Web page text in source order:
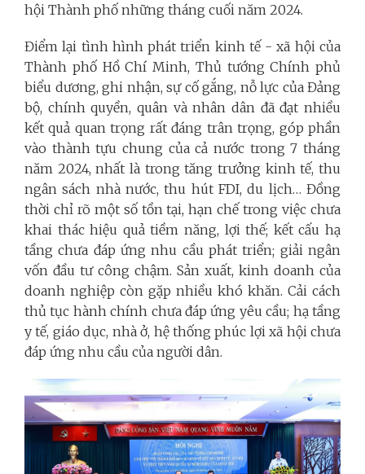
hội Thành phố những tháng cuối năm 2024.
Điểm lại tình hình phát triển kinh tế - xã hội của
Thành phố Hồ Chí Minh, Thủ tướng Chính phủ
biểu dương, ghi nhận, sự cố gắng, nỗ lực của Đảng
bộ, chính quyền, quân và nhân dân đã đạt nhiều
kết quả quan trọng rất đáng trân trọng, góp phần
vào thành tựu chung của cả nước trong 7 tháng
năm 2024, nhất là trong tăng trưởng kinh tế, thu
ngân sách nhà nước, thu hút FDI, du lịch… Đồng
thời chỉ rõ một số tồn tại, hạn chế trong việc chưa
khai thác hiệu quả tiềm năng, lợi thế; kết cấu hạ
tầng chưa đáp ứng nhu cầu phát triển; giải ngân
vốn đầu tư công chậm. Sản xuất, kinh doanh của
doanh nghiệp còn gặp nhiều khó khăn. Cải cách
thủ tục hành chính chưa đáp ứng yêu cầu; hạ tầng
y tế, giáo dục, nhà ở, hệ thống phúc lợi xã hội chưa
đáp ứng nhu cầu của người dân.